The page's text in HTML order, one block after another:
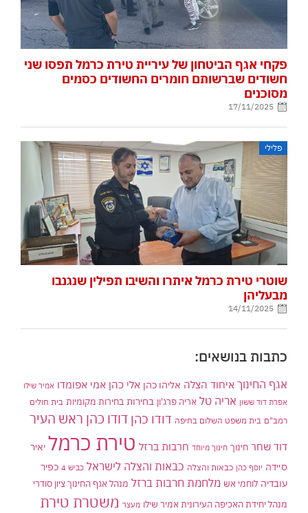
פקחי אגף הביטחון של עיריית טירת כרמל תפסו שני
חשודים שברשותם חומרים החשודים כסמים
מסוכנים
17/11/2025
פלילי
שוטרי טירת כרמל איתרו והשיבו תפילין שנגנבו
מבעליהן
14/11/2025
כתבות בנושאים:
אגף החינוך איחוד הצלה אליהו כהן אלי כהן אמי אפומדו אמיר שילו
אפרת דוד ששון אריה טל אריה פרג'ון בחירות בחירות מקומיות בית חולים
רמב"ם בית משפט השלום בחיפה דודו כהן דודו כהן ראש העיר
דוד שחר חינוך חינוך מיוחד חרבות ברזל טירת כרמל יאיר
סיידה יוסף כהן כבאות והצלה כבאות והצלה לישראל כביש 4
כפיר
עובדיה לוחמי אש מלחמת חרבות ברזל מנהל אגף החינוך ציון סודרי
מנהל יחידת האכיפה העירונית אמיר שילו מעצר משטרת טירת